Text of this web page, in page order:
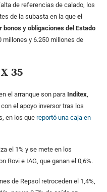
de referencias de calado, los
de la subasta en la que el
bonos y obligaciones del Estado
millones y 6.250 millones de
35
el arranque son para Inditex
el apoyo inversor tras los
en los que reportó una caja en
el 1% y se mete en los
Rovi e IAG, que ganan el 0,6%.
de Repsol retroceden el 1,4%,